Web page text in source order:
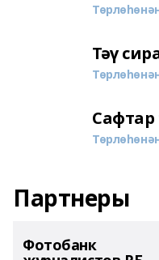
Тәү
Партнеры
Фотобанк